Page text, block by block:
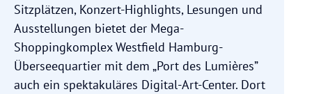
Sitzplätzen, Konzert-Highlights, Lesungen und
Ausstellungen bietet der Mega-
Shoppingkomplex Westfield Hamburg-
Überseequartier mit dem „Port des Lumières”
auch ein spektakuläres Digital-Art-Center. Dort